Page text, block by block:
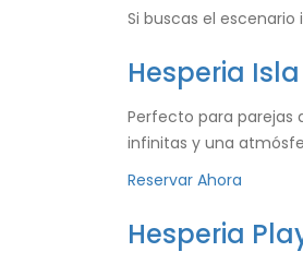
Si buscas el
Hesperia
Perfecto para parejas
infinitas y una
Reservar Ahora
Hesperia